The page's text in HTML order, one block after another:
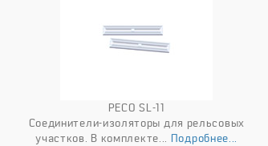
PECO SL-11
Соединители-изоляторы для рельсовых
участков. В комплекте... Подробнее...